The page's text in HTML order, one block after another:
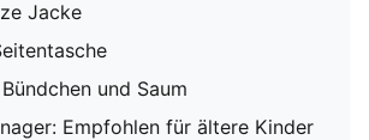
Jacke
und Saum
Empfohlen für ältere Kinder